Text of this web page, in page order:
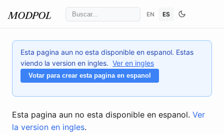
MODPOL EN ES
Esta pagina aun no esta disponible en espanol. Estas
viendo la version en ingles. Ver en ingles
Votar para crear esta pagina en espanol
Esta pagina aun no esta disponible en espanol. Ver
la version en ingles.